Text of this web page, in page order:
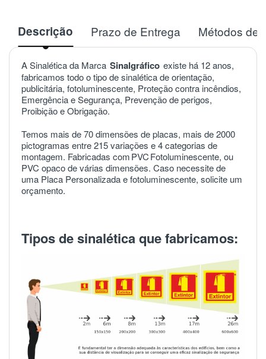
Descrição Prazo de Entrega Métodos de
A Sinalética da Marca Sinalgráfico existe há 12 anos,
fabricamos todo o tipo de sinalética de orientação,
publicitária, fotoluminescente, Proteção contra incêndios,
Emergência e Segurança, Prevenção de perigos,
Proibição e Obrigação.
Temos mais de 70 dimensões de placas, mais de 2000
pictogramas entre 215 variações e 4 categorias de
montagem. Fabricadas comPVCFotoluminescente, ou
PVC opaco de várias dimensões. Caso necessite de
uma Placa Personalizada e fotoluminescente, solicite um
orçamento.
Tipos de sinalética que fabricamos: